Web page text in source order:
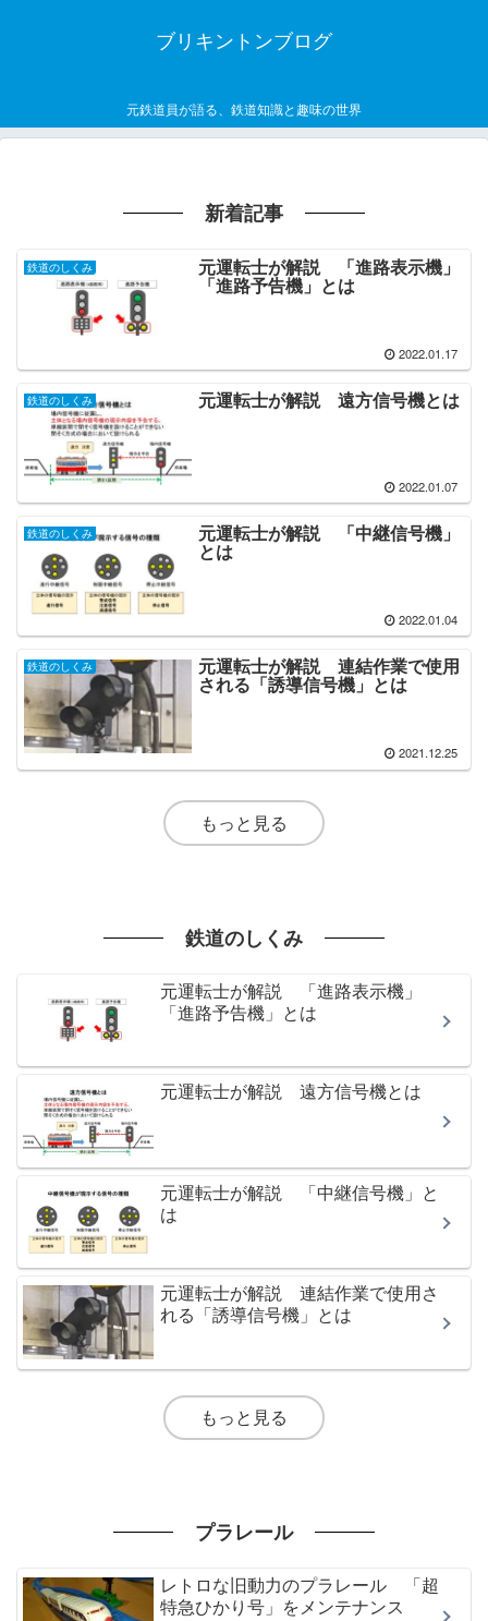
ブリキントンブログ
元鉄道員が語る、鉄道知識と趣味の世界
新着記事
鉄道のしくみ 元運転士が解説 「進路表示機」
「進路予告機」とは
2022.01.17
鉄道のしくみ 元運転士が解説 遠方信号機とは
2022.01.07
鉄道のしくみ 元運転士が解説 「中継信号機」
とは
2022.01.04
鉄道のしくみ 元運転士が解説 連結作業で使用
される「誘導信号機」とは
2021.12.25
もっと見る
鉄道のしくみ
元運転士が解説 「進路表示機」
「進路予告機」とは
元運転士が解説 遠方信号機とは
元運転士が解説 「中継信号機」と
は
元運転士が解説 連結作業で使用さ
れる「誘導信号機」とは
もっと見る
プラレール
レトロな旧動力のプラレール 「超
特急ひかり号」をメンテナンス